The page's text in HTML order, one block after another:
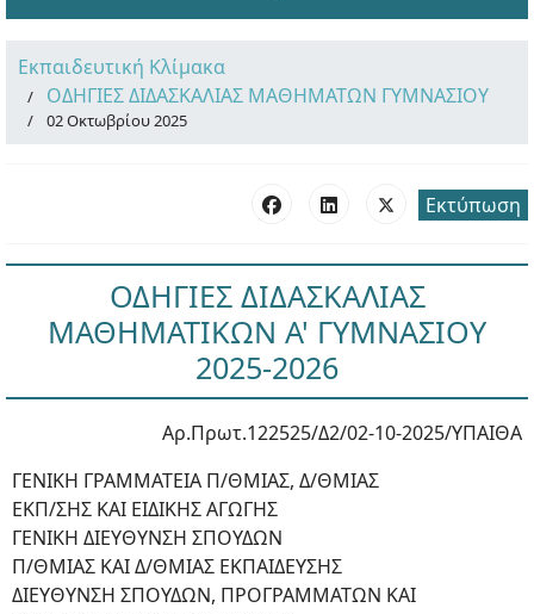
Εκπαιδευτική Κλίμακα
ΟΔΗΓΙΕΣ ΔΙΔΑΣΚΑΛΙΑΣ ΜΑΘΗΜΑΤΩΝ ΓΥΜΝΑΣΙΟΥ
02 Οκτωβρίου 2025
Εκτύπωση
ΟΔΗΓΙΕΣ ΔΙΔΑΣΚΑΛΙΑΣ
ΜΑΘΗΜΑΤΙΚΩΝ Α' ΓΥΜΝΑΣΙΟΥ
2025-2026
Αρ.Πρωτ.122525/Δ2/02-10-2025/ΥΠΑΙΘΑ
ΓΕΝΙΚΗ ΓΡΑΜΜΑΤΕΙΑ Π/ΘΜΙΑΣ, Δ/ΘΜΙΑΣ
ΕΚΠ/ΣΗΣ ΚΑΙ ΕΙΔΙΚΗΣ ΑΓΩΓΗΣ
ΓΕΝΙΚΗ ΔΙΕΥΘΥΝΣΗ ΣΠΟΥΔΩΝ
Π/ΘΜΙΑΣ ΚΑΙ Δ/ΘΜΙΑΣ ΕΚΠΑΙΔΕΥΣΗΣ
ΔΙΕΥΘΥΝΣΗ ΣΠΟΥΔΩΝ, ΠΡΟΓΡΑΜΜΑΤΩΝ ΚΑΙ